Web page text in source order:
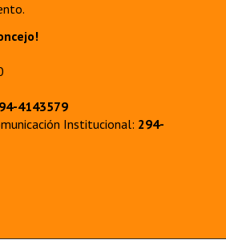
4143579
Institucional: 294-